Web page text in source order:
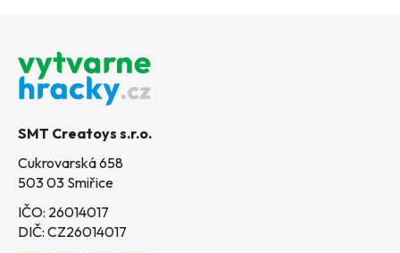
SMT Creatoys s.r.o.
Cukrovarská 658
503 03 Smiřice
IČO: 26014017
DIČ: CZ26014017